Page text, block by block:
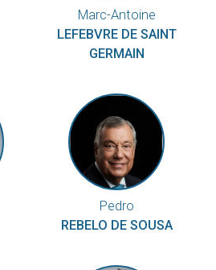
Marc-Antoine
LEFEBVRE DE SAINT
GERMAIN
Pedro
REBELO DE SOUSA